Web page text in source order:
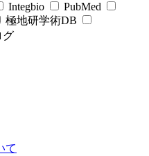
Integbio
PubMed
極地研学術DB
グ
て